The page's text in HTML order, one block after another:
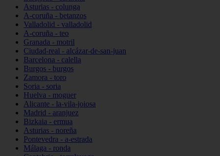
Asturias - colunga
A-coruña - betanzos
Valladolid - valladolid
A-coruña - teo
Granada - motril
Ciudad-real - alcázar-de-san-juan
Barcelona - calella
Burgos - burgos
Zamora - toro
Soria - soria
Huelva - moguer
Alicante - la-vila-joiosa
Madrid - aranjuez
Bizkaia - ermua
Asturias - noreña
Pontevedra - a-estrada
Málaga - ronda